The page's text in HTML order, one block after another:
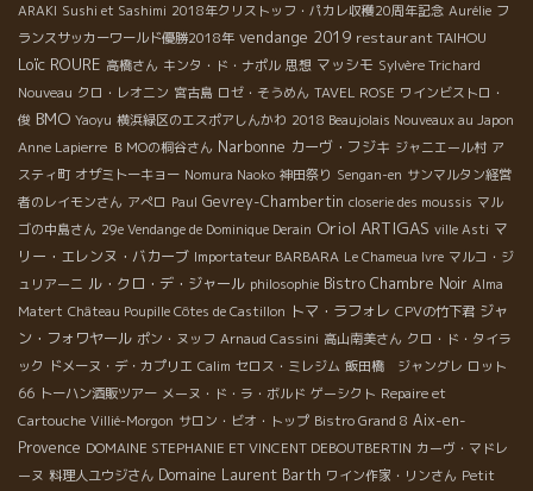
ARAKI Sushi et Sashimi 2018年クリストッフ・パカレ収穫20周年記念 Aurélie フ
ランスサッカーワールド優勝2018年 vendange 2019 restaurant TAIHOU
Loïc ROURE 高橋さん キンタ・ド・ナポル 思想 マッシモ Sylvère Trichard
Nouveau クロ・レオニン 宮古島 ロゼ・そうめん TAVEL ROSE ワインビストロ・
俊 BMO Yaoyu 横浜緑区のエスポアしんかわ 2018 Beaujolais Nouveaux au Japon
Anne Lapierre ＢＭОの桐谷さん Narbonne カーヴ・フジキ ジャニエール村 ア
スティ町 オザミトーキョー Nomura Naoko 神田祭り Sengan-en サンマルタン経営
者のレイモンさん アぺロ Paul Gevrey-Chambertin closerie des moussis マル
ゴの中島さん 29e Vendange de Dominique Derain Oriol ARTIGAS ville Asti マ
リー・エレンヌ・バカーブ Importateur BARBARA Le Chameua Ivre マルコ・ジ
ュリアーニ ル・クロ・デ・ジャール philosophie Bistro Chambre Noir Alma
Matert Château Poupille Côtes de Castillon トマ・ラフォレ CPVの竹下君 ジャ
ン・フォワヤール ポン・ヌッフ Arnaud Cassini 高山南美さん クロ・ド・タイラ
ック ドメーヌ・デ・カプリエ Calim セロス・ミレジム 飯田橋 ジャングレ ロット
66 トーハン酒販ツアー メーヌ・ド・ラ・ボルド ゲーシクト Repaire et
Cartouche Villié-Morgon サロン・ビオ・トップ Bistro Grand 8 Aix-en-
Provence DOMAINE STEPHANIE ET VINCENT DEBOUTBERTIN カーヴ・マドレ
ーヌ 料理人ユウジさん Domaine Laurent Barth ワイン作家・リンさん Petit